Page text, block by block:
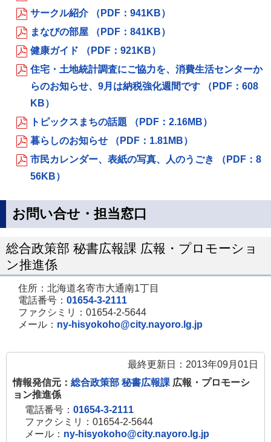
サークル紹介 （PDF：941KB）
まなびの部屋 （PDF：841KB）
健康ガイド （PDF：921KB）
住宅・土地統計調査にご協力を、消費生活センターか
らのお知らせ、9月は納税強化週間です （PDF：608
KB）
トピックスまちの話題 （PDF：2.16MB）
暮らしのお知らせ （PDF：1.81MB）
市民カレンダー、表紙の写真、人のうごき （PDF：8
56KB）
お問い合せ・担当窓口
総合政策部 秘書広報課 広報・プロモーショ
ン推進係
住所：北海道名寄市大通南1丁目
電話番号： 01654-3-2111
ファクシミリ：01654-2-5644
メール： ny-hisyokoho@city.nayoro.lg.jp
最終更新日：2013年09月01日
情報発信元： 総合政策部 秘書広報課 広報・プロモーシ
ョン推進係
電話番号： 01654-3-2111
ファクシミリ：01654-2-5644
メール： ny-hisyokoho@city.nayoro.lg.jp